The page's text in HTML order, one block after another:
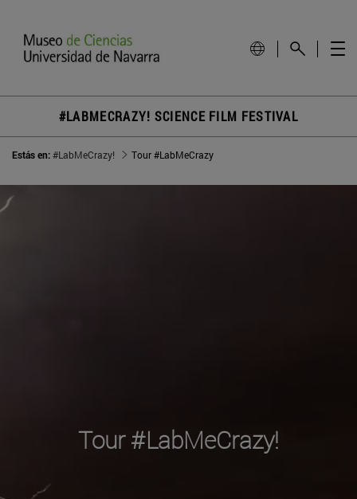
#LABMECRAZY! SCIENCE FILM FESTIVAL
Estás en:#LabMeCrazy! Tour #LabMeCrazy
Tour #LabMeCrazy!